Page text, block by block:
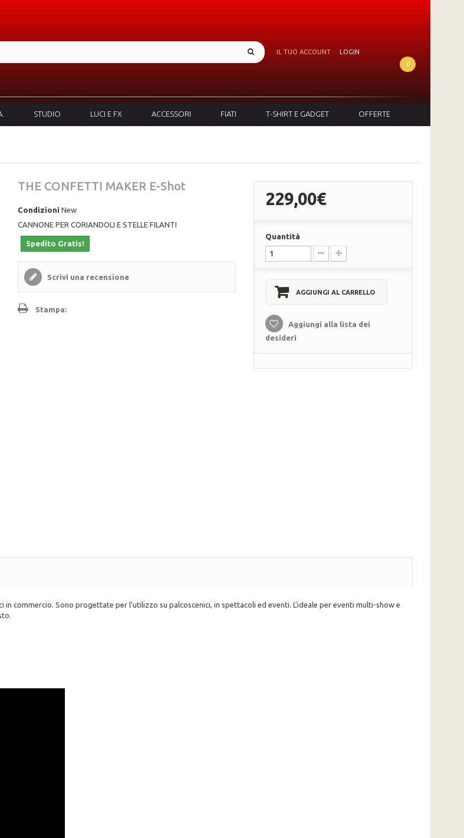
IL TUO ACCOUNT
LOGIN
0
STUDIO LUCI E FX ACCESSORI FIATI T-SHIRT E GADGET OFFERTE
THE CONFETTI MAKER E-Shot
Condizioni New
CANNONE PER CORIANDOLI E STELLE FILANTI
Spedito Gratis!
Scrivi una recensione
Stampa:
229,00€
Quantità
AGGIUNGI AL CARRELLO
Aggiungi alla lista dei
desideri
commercio. Sono progettate per l'utilizzo su palcoscenici, in spettacoli ed eventi. L'ideale per eventi multi-show e